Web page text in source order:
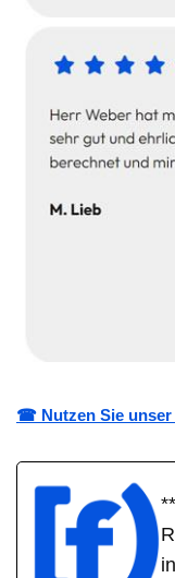
☎ Nutzen Sie unser